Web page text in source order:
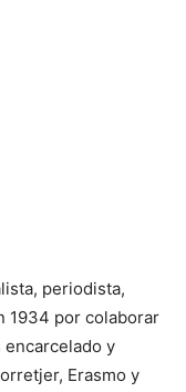
periodista,
1934 por colaborar
encarcelado y
Erasmo y